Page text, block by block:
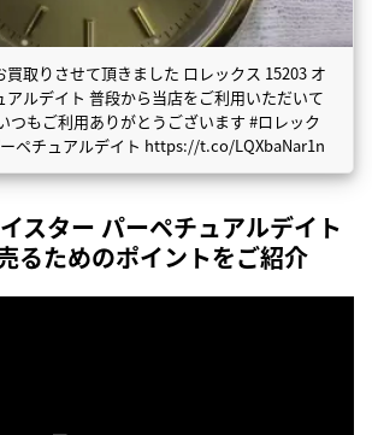
取りさせて頂きました ロレックス 15203 オ
アルデイト 普段から当店をご利用いただいて
つもご利用ありがとうございます #ロレック
ペチュアルデイト https://t.co/LQXbaNar1n
スター パーペチュアルデイト
るためのポイントをご紹介